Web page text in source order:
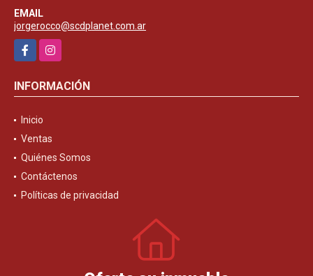
EMAIL
jorgerocco@scdplanet.com.ar
FacebookInstagram
INFORMACIÓN
Inicio
Ventas
Quiénes Somos
Contáctenos
Políticas de privacidad